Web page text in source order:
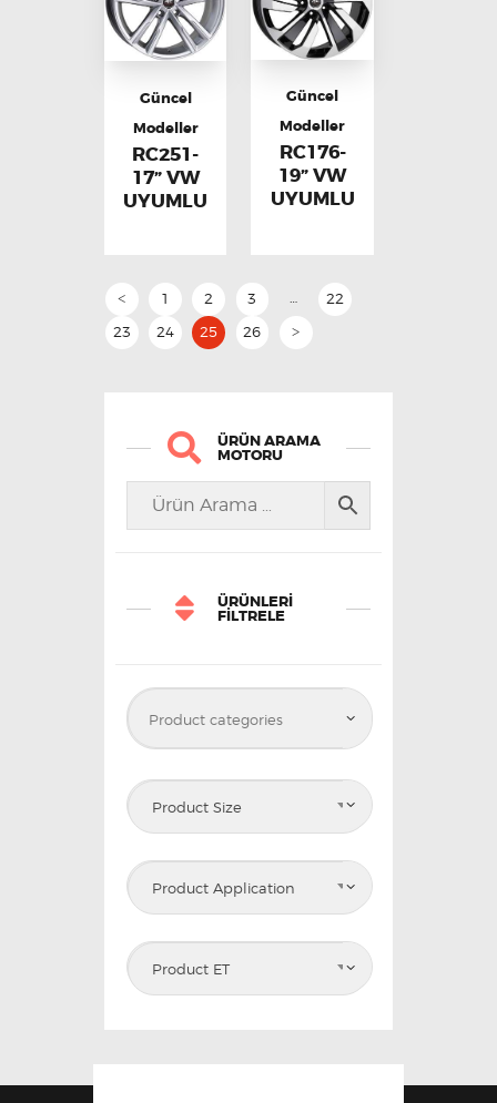
Güncel
Modeller
RC251-
17” VW
UYUMLU
Güncel
Modeller
RC176-
19” VW
UYUMLU
< 1 2 3
22
23
24 25 26 >
ÜRÜN ARAMA
MOTORU
ÜRÜNLERI
FILTRELE
Product Size
Product Application
Product ET